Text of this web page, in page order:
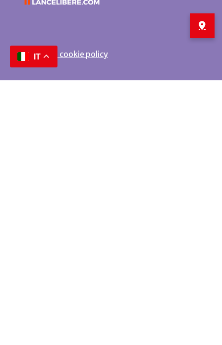
Privacy e cookie policy
IT